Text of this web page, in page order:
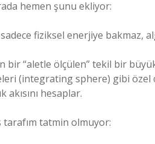
hemen şunu ekliyor:
fiziksel enerjiye bakmaz,
bir “aletle ölçülen” tekil bir
(integrating sphere) gibi özel
akısını hesaplar.
tatmin olmuyor: